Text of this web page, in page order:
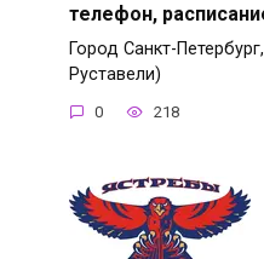
телефон,
Город Санкт-
Руставели)
0 218